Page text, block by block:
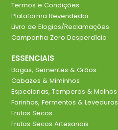
Termos e Condições
Plataforma Revendedor
Livro de Elogios/Reclamações
Campanha Zero Desperdício
ESSENCIAIS
Bagas, Sementes & Grãos
Cabazes & Miminhos
Especiarias, Temperos & Molhos
Farinhas, Fermentos & Leveduras
Frutos Secos
Frutos Secos Artesanais